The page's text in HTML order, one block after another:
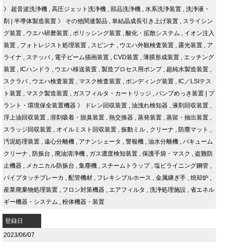
》 超音波洗浄機 , 高圧ジェット洗浄機 , 部品洗浄機 , 水系洗浄装置 , 洗浄液・
剤
半導体製造装置 》 その他関連製品 , 単結晶成長引き上げ装置 , スライシン
グ装置 , ウエハ研磨装置 , ポリッシング装置 , 酸化・拡散システム , イオン注入
装置 , フォトレジスト処理装置 , スピンナ , ウエハ外観検査装置 , 露光装置 , ア
ライナ , ステッパ , 電子ビーム描画装置 , CVD装置 , 薄膜形成装置 , エッチング
装置 , ICハンドラ , ウエハ移送装置 , 製造プロセス用ポンプ, 超純水製造装置 ,
スクラバ, ウエハ検査装置 , マスク検査装置 , ボンディング装置 , IC／LSIテス
ト装置 , マスク製造装置 , ガスフィルタ・カートリッジ , バンプめっき装置
プ
ラント・環境保全装置機器 》 ドレン回収装置 , 油洩れ検知器 , 液剤回収装置 ,
浮上油回収装置 , 溶剤吸着・脱臭装置 , 熱交換器 , 蒸発装置 , 蒸留・抽出装置 ,
スラッジ回収装置 , オイルミスト回収装置 , 振動ミル , クリーナ , 防塵マット ,
汚泥処理装置 , 遠心分離機 , アナンシェータ , 警報機 , 油水分離機 , バキューム
クリーナ , 防振台 , 廃油清浄機 , ガス濃度検知装置 , 保護手袋・マスク , 盗難防
止機器 , メカニカル防振台 , 集塵機 , スチームトラップ, 塩ビライニング鋼管 ,
パイプタッチブレーカ , 配管機材 , フレキシブルホース , 金属継ぎ手 , 焼却炉 ,
産業廃棄物処理装置 , フロン対策機器 , エアフィルタ , 洗浄処理施設 , 省エネル
ギー機器・システム , 粉体機器・装置
登録日
2023/06/07